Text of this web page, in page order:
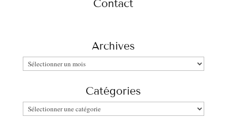
Contact
Archives
Archives
Catégories
Catégories